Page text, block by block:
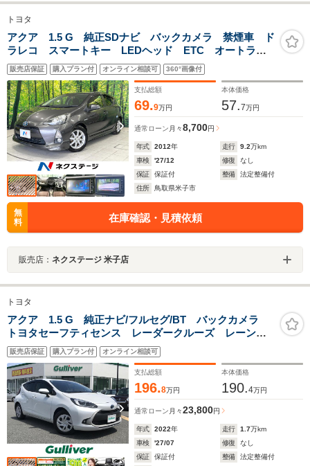
トヨタ
アクア 1.5 G 純正SDナビ バックカメラ 禁煙車 ド
ラレコ スマートキー LEDヘッド ETC オートライ
ト オートエアコン CD DVD再生 フルセグTV 電動
格納ドアミラー
販売店保証 購入プラン付 オンライン相談可 360°画像付
支払総額
69.9万円
本体価格
57.7万円
通常ローン 月々8,700円
年式 2012年 走行 9.2万km
車検
'27/12 修復
なし
保証
保証付 整備
法定整備付
住所
鳥取県米子市
無
料
在庫確認・見積依頼
販売店： ネクステージ 米子店
トヨタ
アクア 1.5 G 純正ナビ/フルセグ/BT バックカメラ
トヨタセーフティセンス レーダークルーズ レーンキ
ープアシスト プッシュスタート LEDライト フォグ
ライト ウィンカーミラー AC100V電源 フロアマット
販売店保証 購入プラン付 オンライン相談可
支払総額
196.8万円
本体価格
190.4万円
通常ローン 月々23,800円
年式 2022年 走行 1.7万km
車検
'27/07 修復
なし
保証
保証付 整備
法定整備付